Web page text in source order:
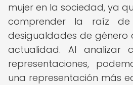
mujer en la sociedad, ya
comprender la raíz
desigualdades de género
actualidad. Al analizar
representaciones,
una representación más